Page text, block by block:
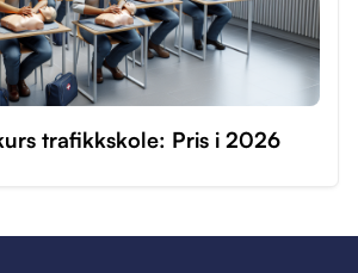
trafikkskole: Pris i 2026